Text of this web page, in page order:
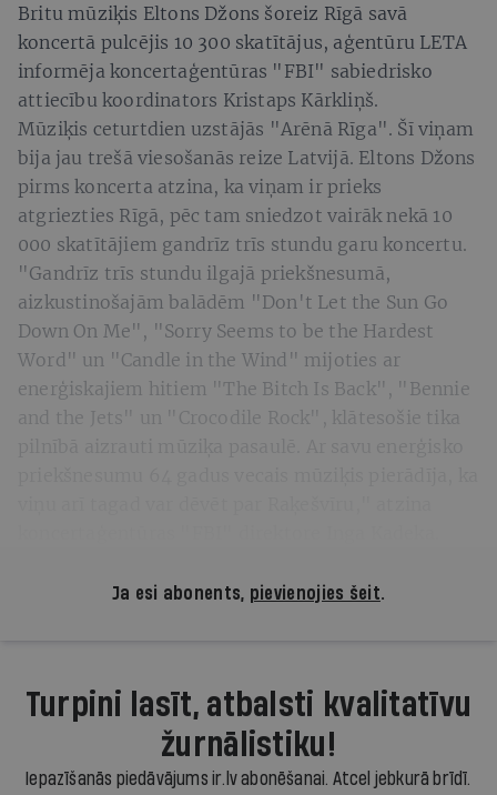
Britu mūziķis Eltons Džons šoreiz Rīgā savā
koncertā pulcējis 10 300 skatītājus, aģentūru LETA
informēja koncertaģentūras "FBI" sabiedrisko
attiecību koordinators Kristaps Kārkliņš.
Mūziķis ceturtdien uzstājās "Arēnā Rīga". Šī viņam
bija jau trešā viesošanās reize Latvijā. Eltons Džons
pirms koncerta atzina, ka viņam ir prieks
atgriezties Rīgā, pēc tam sniedzot vairāk nekā 10
000 skatītājiem gandrīz trīs stundu garu koncertu.
"Gandrīz trīs stundu ilgajā priekšnesumā,
aizkustinošajām balādēm "Don't Let the Sun Go
Down On Me", "Sorry Seems to be the Hardest
Word" un "Candle in the Wind" mijoties ar
enerģiskajiem hitiem "The Bitch Is Back", "Bennie
and the Jets" un "Crocodile Rock", klātesošie tika
Ja esi abonents, pievienojies šeit.
Turpini lasīt, atbalsti kvalitatīvu
žurnālistiku!
Iepazīšanās piedāvājums ir.lv abonēšanai. Atcel jebkurā brīdī.